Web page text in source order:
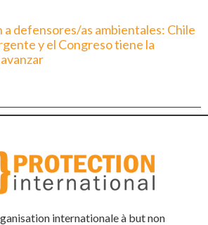
defensores/as ambientales: Chile
y el Congreso tiene la
internationale à but non